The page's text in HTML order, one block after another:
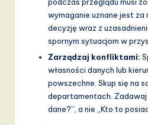
wymaganie uznane jest
decyzję wraz z
spornym sytuacjom w
Zarządzaj konfliktami:
własności danych lub
powszechne. Skup się na
departamentach. Zadawaj
dane?”, a nie „Kto to